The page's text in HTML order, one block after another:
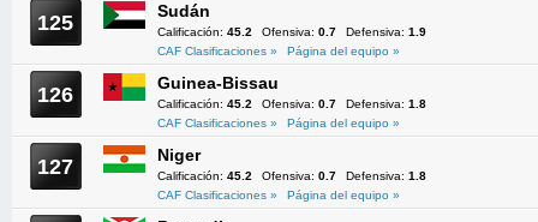
125 Sudán
Calificación: 45.2 Ofensiva: 0.7 Defensiva: 1.9
CAF Clasificaciones »
Página del equipo »
126 Guinea-Bissau
Calificación: 45.2 Ofensiva: 0.7 Defensiva: 1.8
CAF Clasificaciones »
Página del equipo »
127 Niger
Calificación: 45.2 Ofensiva: 0.7 Defensiva: 1.8
CAF Clasificaciones »
Página del equipo »